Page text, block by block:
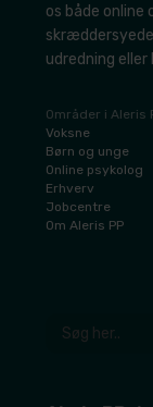
os både online
udredning
Områder i Aleris
​Voksne
​Børn og unge
​Online psykolog
​Erhverv
​Jobcentre
​Om Aleris PP